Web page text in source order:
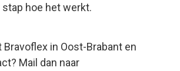
hoe het werkt.
Bravoflex in Oost-Brabant en
Mail dan naar